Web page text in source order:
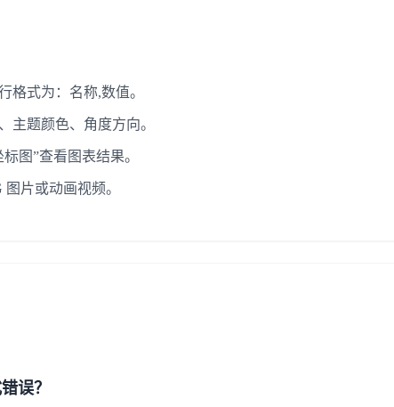
格式为：名称,数值。
主题颜色、角度方向。
图”查看图表结果。
片或动画视频。
误？